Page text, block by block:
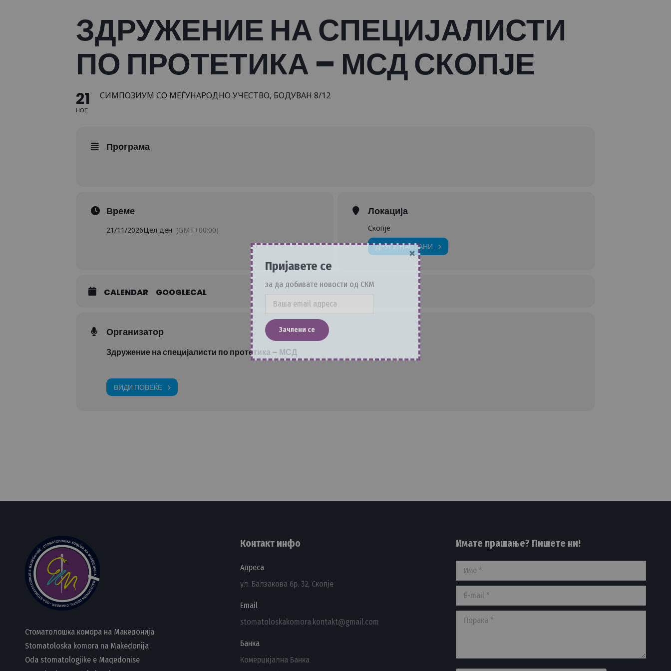
ЗДРУЖЕНИЕ НА СПЕЦИЈАЛИСТИ
ПО ПРОТЕТИКА – МСД СКОПЈЕ
21
НОЕ
СИМПОЗИУМ СО МЕЃУНАРОДНО УЧЕСТВО, БОДУВАН 8/12
Програма
Време
21/11/2026Цел ден (GMT+00:00)
Локација
Скопје
ДРУГИ НАСТАНИ
CALENDAR GOOGLECAL
Организатор
Здружение на специјалисти по протетика – МСД
ВИДИ ПОВЕЌЕ
Стоматолошка комора на Македонија
Stomatoloska komora na Makedonija
Oda stomatologjike e Maqedonise
Контакт инфо
Адреса
ул. Балзакова бр. 32, Скопје
Email
stomatoloskakomora.kontakt@gmail.com
Банка
Комерцијална Банка
Имате прашање? Пишете ни!
Име *
E-mail *
Порака *
Пријавете се
за да добивате новости од СКМ
×